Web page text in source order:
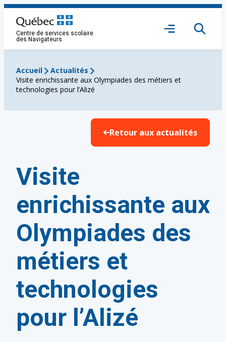
Aller
contenu
Centre de services scolaire
des Navigateurs
Ouvrir
Accueil
Actualités
Visite enrichissante aux Olympiades des métiers et
technologies pour l’Alizé
Retour aux actualités
Visite
enrichissante aux
Olympiades des
métiers et
technologies
pour l’Alizé